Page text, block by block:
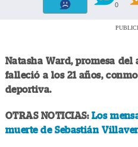
0
Natasha Ward, promesa
falleció a los 21 años,
deportiva.
OTRAS NOTICIAS: Los
muerte de Sebastián